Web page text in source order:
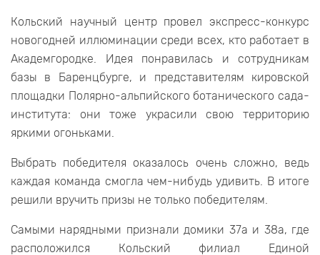
Кольский научный центр провел экспресс-конкурс
новогодней иллюминации среди всех, кто работает в
Академгородке. Идея понравилась и сотрудникам
базы в Баренцбурге, и представителям кировской
площадки Полярно-альпийского ботанического сада-
института: они тоже украсили свою территорию
яркими огоньками.
Выбрать победителя оказалось очень сложно, ведь
каждая команда смогла чем-нибудь удивить. В итоге
решили вручить призы не только победителям.
Самыми нарядными признали домики 37а и 38а, где
расположился Кольский филиал Единой